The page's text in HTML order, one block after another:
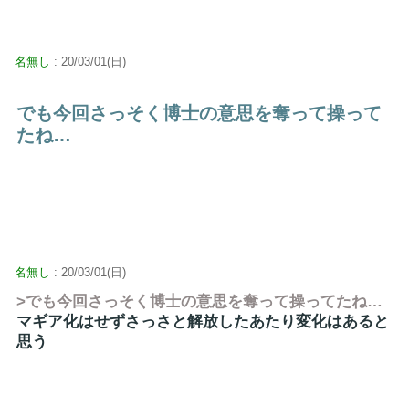
名無し : 20/03/01(日)
でも今回さっそく博士の意思を奪って操って
たね…
名無し : 20/03/01(日)
>でも今回さっそく博士の意思を奪って操ってたね…
マギア化はせずさっさと解放したあたり変化はあると
思う